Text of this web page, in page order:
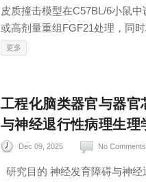
皮质撞击模型在C57BL/6小鼠
或高剂量重组FGF21处理，同
更多
工程化脑类器官与器
与神经退行性病理生理
Dec 09, 2025 No Comments
研究目的 神经发育障碍与神